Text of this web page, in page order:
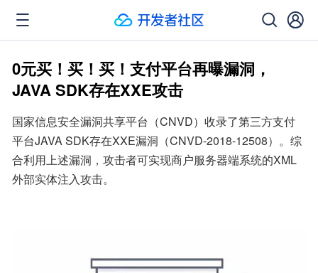
0元买！买！买！支付平台再曝漏洞，
JAVA SDK存在XXE攻击
国家信息安全漏洞共享平台（CNVD）收录了第三方支付
平台JAVA SDK存在XXE漏洞（CNVD-2018-12508）。综
合利用上述漏洞，攻击者可实现商户服务器端系统的XML
外部实体注入攻击。